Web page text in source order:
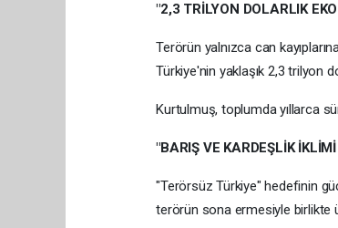
"2,3 TRİLYON DOLARLIK
Terörün yalnızca can
Türkiye'nin yaklaşık 2,3 trilyon
Kurtulmuş, toplumda yıllarca
"BARIŞ VE KARDEŞLİK
"Terörsüz Türkiye" hedefinin
terörün sona ermesiyle birlikte